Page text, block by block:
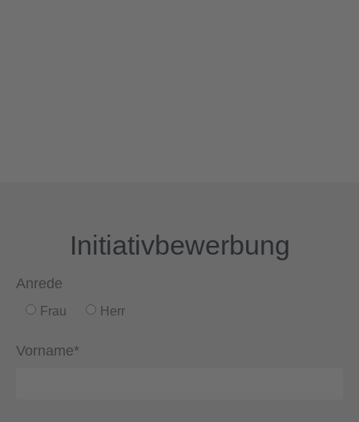
Initiativbewerbung
Anrede
Frau Herr
Vorname*